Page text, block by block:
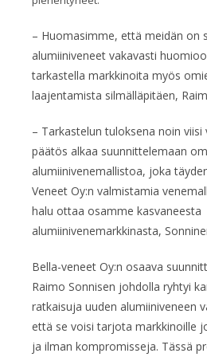
– Huomasimme, että meidän on
alumiiniveneet vakavasti
tarkastella markkinoita myös
laajentamista silmälläpitäen,
– Tarkastelun tuloksena noin
päätös alkaa suunnittelemaan
alumiinivenemallistoa, joka
Veneet Oy:n valmistamia
halu ottaa osamme kasvaneesta
alumiinivenemarkkinasta,
Bella-veneet Oy:n osaava
Raimo Sonnisen johdolla ryhtyi
ratkaisuja uuden alumiiniveneen
että se voisi tarjota markkinoille
ja ilman kompromisseja. Tässä